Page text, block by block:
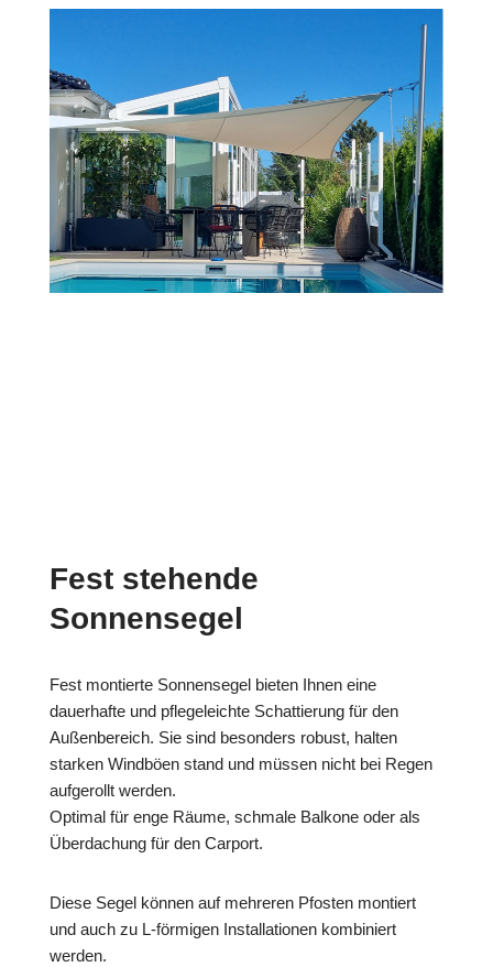
Fest stehende
Sonnensegel
Fest montierte Sonnensegel bieten Ihnen eine
dauerhafte und pflegeleichte Schattierung für den
Außenbereich. Sie sind besonders robust, halten
starken Windböen stand und müssen nicht bei Regen
aufgerollt werden.
Optimal für enge Räume, schmale Balkone oder als
Überdachung für den Carport.
Diese Segel können auf mehreren Pfosten montiert
und auch zu L-förmigen Installationen kombiniert
werden.